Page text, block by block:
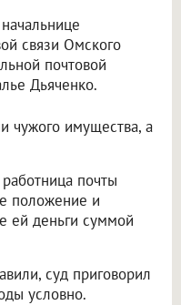
связи Омского
почтовой
Дьяченко.
чужого имущества, а
почты
положение и
ей деньги суммой
суд приговорил
условно.